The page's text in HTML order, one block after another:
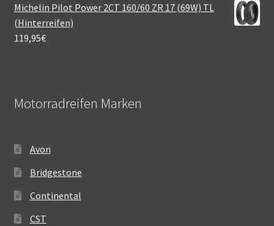
Michelin Pilot Power 2CT 160/60 ZR 17 (69W) TL
(Hinterreifen)
119,95€
Motorradreifen Marken
Avon
Bridgestone
Continental
CST